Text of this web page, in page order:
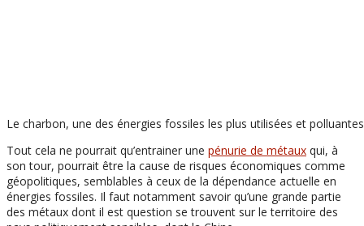
Le charbon, une des énergies fossiles les plus utilisées et polluantes
Tout cela ne pourrait qu’entrainer une pénurie de métaux qui, à
son tour, pourrait être la cause de risques économiques comme
géopolitiques, semblables à ceux de la dépendance actuelle en
énergies fossiles. Il faut notamment savoir qu’une grande partie
des métaux dont il est question se trouvent sur le territoire des